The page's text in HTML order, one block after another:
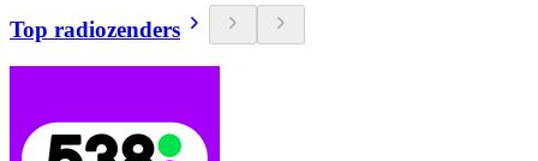
Top radiozenders